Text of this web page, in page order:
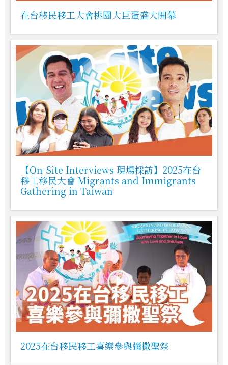
在台移民移工大會桃園大巨蛋盛大開幕
【On-Site Interviews 現場採訪】2025在台
移工移民大會 Migrants and Immigrants
Gathering in Taiwan
2025在台移民移工喜樂參與彌撒聖祭